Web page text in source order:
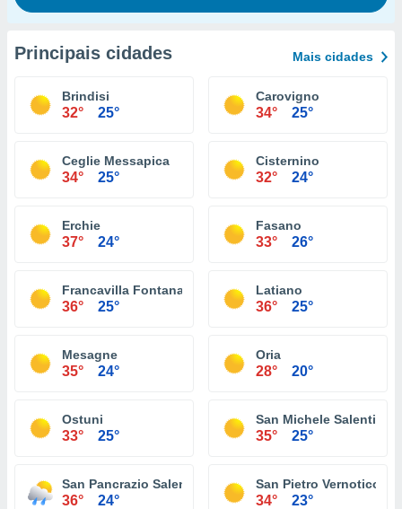
Principais cidades Mais cidades
Brindisi
32° 25°
Carovigno
34° 25°
Ceglie Messapica
34° 25°
Cisternino
32° 24°
Erchie
37° 24°
Fasano
33° 26°
Francavilla Fontana
36° 25°
Latiano
36° 25°
Mesagne
35° 24°
Oria
28° 20°
Ostuni
33° 25°
San Michele Salentino
35° 25°
San Pancrazio Salentino
36° 24°
San Pietro Vernotico
34° 23°